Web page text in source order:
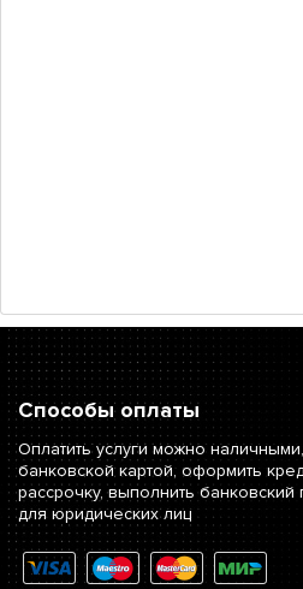
Способы оплаты
Оплатить услуги можно наличными,
банковской картой, оформить
рассрочку, выполнить
для юридических лиц